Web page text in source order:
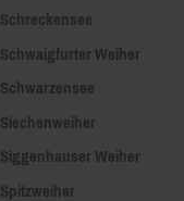
Schreckensee
Schwaigfurter Weiher
Schwarzensee
Siechenweiher
Siggenhauser Weiher
Spitzweiher